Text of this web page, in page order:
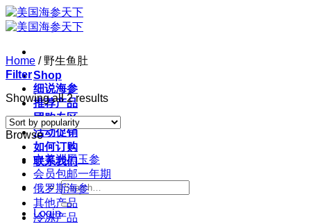
Skip
to
content
Shop
细说海参
推荐产品
团购专区
活动促销
如何订购
联系我们
Search
for:
Login
Home /野生鱼肚
Filter
Showing all 2 resultsSorted
popularity
Browse
中美洲黑玉参
会员包邮一年期
俄罗斯海参
其他产品
冷冻产品